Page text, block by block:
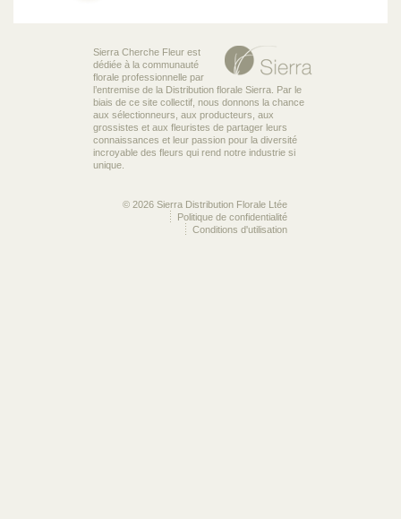
Sierra Cherche Fleur est
dédiée à la communauté
florale professionnelle par
l’entremise de la Distribution florale Sierra. Par le
biais de ce site collectif, nous donnons la chance
aux sélectionneurs, aux producteurs, aux
grossistes et aux fleuristes de partager leurs
connaissances et leur passion pour la diversité
incroyable des fleurs qui rend notre industrie si
unique.
© 2026 Sierra Distribution Florale Ltée
Politique de confidentialité
Conditions d'utilisation